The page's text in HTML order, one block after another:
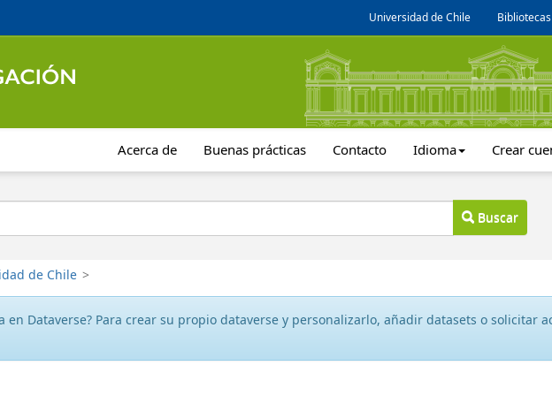
Universidad de Chile Bibliotecas
Acerca de Buenas prácticas Contacto Idioma Crear
Buscar
de Chile >
en Dataverse? Para crear su propio dataverse y personalizarlo, añadir datasets o solicitar